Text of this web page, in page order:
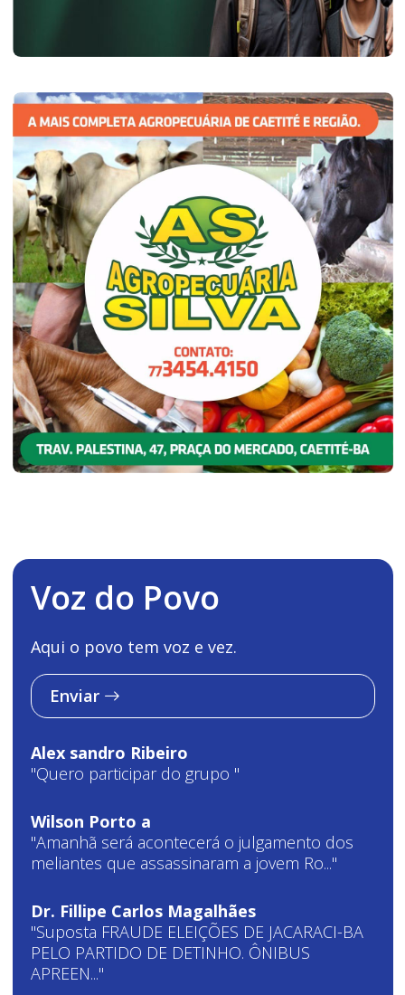
Voz do Povo
Aqui o povo tem voz e vez.
Enviar
Alex sandro Ribeiro
"Quero participar do grupo "
Wilson Porto a
"Amanhã será acontecerá o julgamento dos
meliantes que assassinaram a jovem Ro..."
Dr. Fillipe Carlos Magalhães
"Suposta FRAUDE ELEIÇÕES DE JACARACI-BA
PELO PARTIDO DE DETINHO. ÔNIBUS
APREEN..."